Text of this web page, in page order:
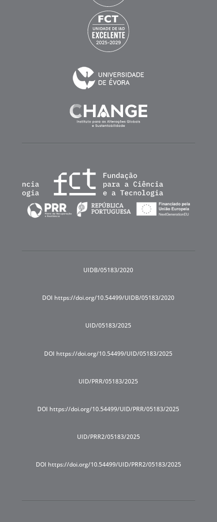
UIDB/05183/2020
DOI https://doi.org/10.54499/UIDB/05183/2020
UID/05183/2025
DOI https://doi.org/10.54499/UID/05183/2025
UID/PRR/05183/2025
DOI https://doi.org/10.54499/UID/PRR/05183/2025
UID/PRR2/05183/2025
DOI https://doi.org/10.54499/UID/PRR2/05183/2025